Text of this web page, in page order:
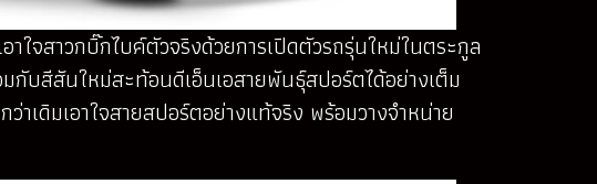
จสาวกบิ๊กไบค์ตัวจริงด้วยการเปิดตัวรถรุ่นใหม่ในตระกูล
บสีสันใหม่สะท้อนดีเอ็นเอสายพันธุ์สปอร์ตได้อย่างเต็ม
เดิมเอาใจสายสปอร์ตอย่างแท้จริง พร้อมวางจำหน่าย